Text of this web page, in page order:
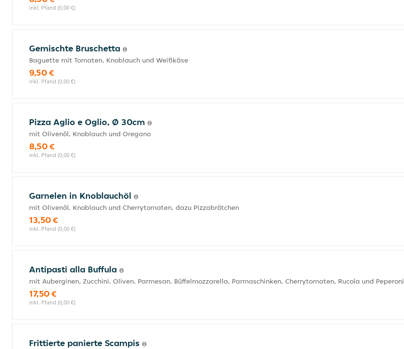
inkl. Pfand (0,00 €)
Gemischte Bruschetta
Baguette mit Tomaten, Knoblauch und Weißkäse
9,50 €
inkl. Pfand (0,00 €)
Pizza Aglio e Oglio, Ø 30cm
mit Olivenöl, Knoblauch und Oregano
8,50 €
inkl. Pfand (0,00 €)
Garnelen in Knoblauchöl
mit Olivenöl, Knoblauch und Cherrytomaten, dazu Pizzabrötchen
13,50 €
inkl. Pfand (0,00 €)
Antipasti alla Buffula
mit Auberginen, Zucchini, Oliven, Parmesan, Büffelmozzarella, Parmaschinken, Cherrytomaten, Rucola und Peperoni
17,50 €
inkl. Pfand (0,00 €)
Frittierte panierte Scampis